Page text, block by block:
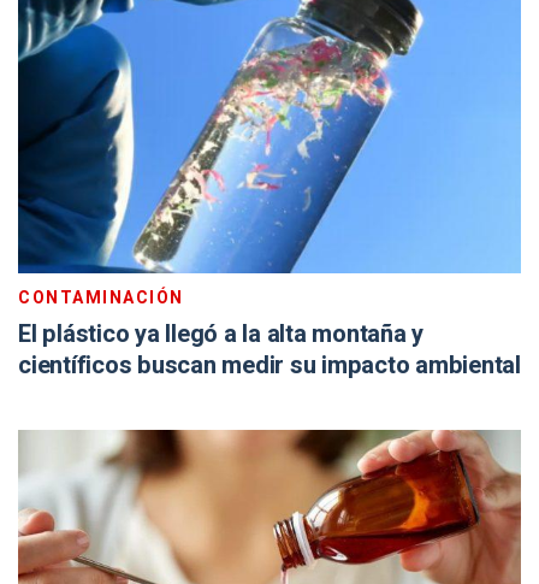
CONTAMINACIÓN
El plástico ya llegó a la alta montaña y
científicos buscan medir su impacto ambiental